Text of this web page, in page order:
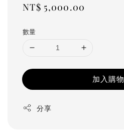
Regular
NT$ 5,000.00
數量
加入購
分享